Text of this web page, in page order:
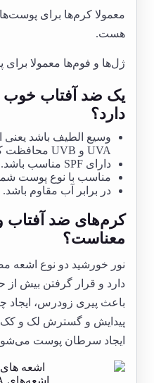
معمولا کرم‌ها برای
هست.
ژل‌ها و فوم‌ها معمولا
یک ضد آفتاب
دارد؟
وسیع الطیف باشد یعنی
UVA و UVB محافظت کند.
دارای SPF مناسب باشد.
مناسب با نوع پوست
در برابر آب مقاوم باشد.
کرم‌های ضد آفتاب
معناست؟
دارد و قرار گرفتن بیش
باعث پیری زودرس،
پیدایش و گسترش لک و
ایجاد سرطان پوست
اشعه‌های UVA و UVB